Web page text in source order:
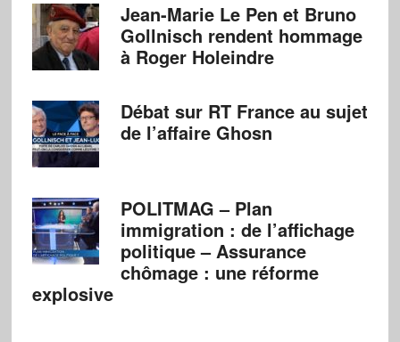
Jean-Marie Le Pen et Bruno
Gollnisch rendent hommage
à Roger Holeindre
Débat sur RT France au sujet
de l’affaire Ghosn
POLITMAG – Plan
immigration : de l’affichage
politique – Assurance
chômage : une réforme
explosive